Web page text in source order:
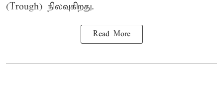
(Trough) நிலவுகிறது.
Read More